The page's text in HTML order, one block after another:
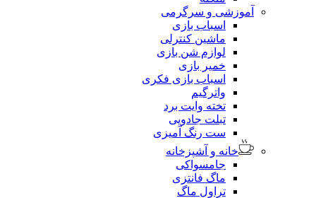
آموزشی و سرگرمی
اسباب بازی
ماشین کنترلی
لوازم شن بازی
خمیر بازی
اسباب بازی فکری
تخته وایت برد
تبلت جادویی
ست رنگ آمیزی
خانه و آشپزخانه
جامسواکی
ماگ فانتزی
تراول ماگ